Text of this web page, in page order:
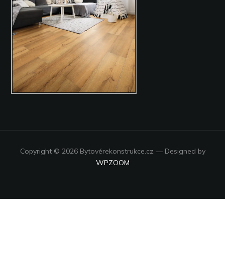
Copyright © 2026 Bytovérekonstrukce.cz — Designed by
WPZOOM